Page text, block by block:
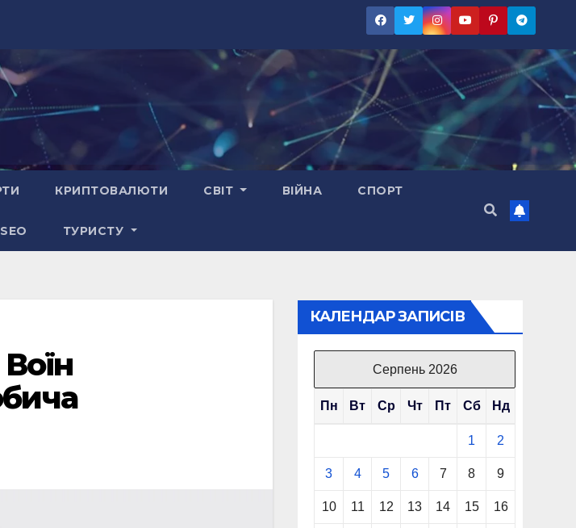
КРИПТОВАЛЮТИ СВІТ ВІЙНА СПОРТ
SEO ТУРИСТУ
КАЛЕНДАР ЗАПИСІВ
Серпень 2026
Пн Вт Ср Чт Пт Сб Нд
1 2
3 4 5 6 7 8 9
10 11 12 13 14 15 16